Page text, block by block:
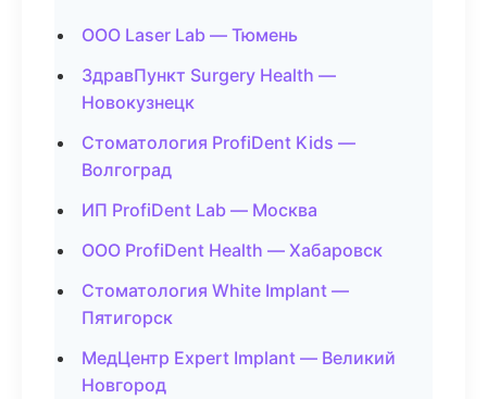
ООО Laser Lab — Тюмень
ЗдравПункт Surgery Health —
Новокузнецк
Стоматология ProfiDent Kids —
Волгоград
ИП ProfiDent Lab — Москва
ООО ProfiDent Health — Хабаровск
Стоматология White Implant —
Пятигорск
МедЦентр Expert Implant — Великий
Новгород